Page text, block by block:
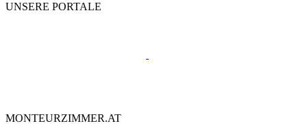
UNSERE PORTALE
MONTEURZIMMER.AT